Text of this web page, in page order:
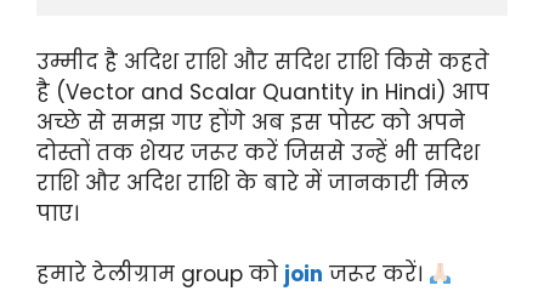
उम्मीद है अदिश राशि और सदिश राशि किसे कहते
है (Vector and Scalar Quantity in Hindi) आप
अच्छे से समझ गए होंगे अब इस पोस्ट को अपने
दोस्तों तक शेयर जरूर करें जिससे उन्हें भी सदिश
राशि और अदिश राशि के बारे में जानकारी मिल
पाए।
हमारे टेलीग्राम group को join जरूर करें।